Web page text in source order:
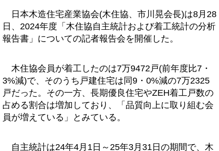
日本木造住宅産業協会(木住協、市川晃会長)は8月28
日、2024年度「木住協自主統計および着工統計の分析
報告書」についての記者報告会を開催した。
木住協会員が着工したのは7万9472戸(前年度比7・
3%減)で、そのうち戸建住宅は同9・0%減の7万2325
戸だった。その一方、長期優良住宅やZEH着工戸数の
占める割合は増加しており、「品質向上に取り組む会
員が増えている」とみている。
自主統計は24年4月1日～25年3月31日の期間で、木